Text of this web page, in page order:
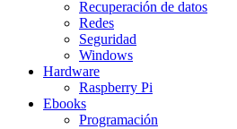
Recuperación de datos
Redes
Seguridad
Windows
Hardware
Raspberry Pi
Ebooks
Programación